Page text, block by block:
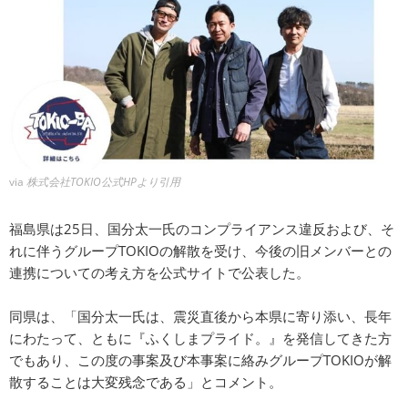
via 株式会社TOKIO公式HPより引用
福島県は25日、国分太一氏のコンプライアンス違反および、そ
れに伴うグループTOKIOの解散を受け、今後の旧メンバーとの
連携についての考え方を公式サイトで公表した。
同県は、「国分太一氏は、震災直後から本県に寄り添い、長年
にわたって、ともに『ふくしまプライド。』を発信してきた方
でもあり、この度の事案及び本事案に絡みグループTOKIOが解
散することは大変残念である」とコメント。